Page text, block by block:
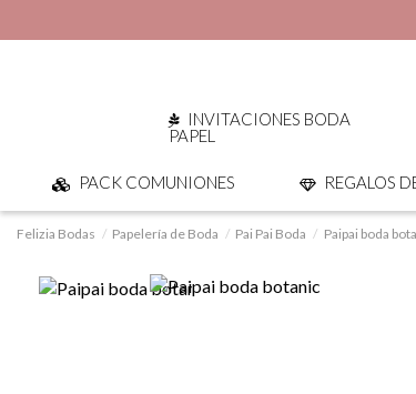
INVITACIONES BODA
PAPEL
PACK COMUNIONES REGALOS
Felizia Bodas Papelería de Boda Pai Pai Boda Paipai boda